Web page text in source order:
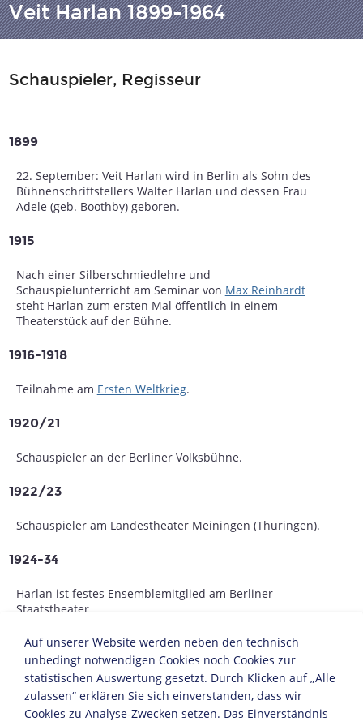
Veit Harlan 1899-1964
Schauspieler, Regisseur
1899
22. September: Veit Harlan wird in Berlin als Sohn des
Bühnenschriftstellers Walter Harlan und dessen Frau
Adele (geb. Boothby) geboren.
1915
Nach einer Silberschmiedlehre und
Schauspielunterricht am Seminar von Max Reinhardt
steht Harlan zum ersten Mal öffentlich in einem
Theaterstück auf der Bühne.
1916-1918
Teilnahme am Ersten Weltkrieg.
1920/21
Schauspieler an der Berliner Volksbühne.
1922/23
Schauspieler am Landestheater Meiningen (Thüringen).
1924-34
Harlan ist festes Ensemblemitglied am Berliner
Staatstheater.
1927
Er übernimmt Nebenrollen in mehreren Filmen.
1929
Auf unserer Website werden neben den technisch
unbedingt notwendigen Cookies noch Cookies zur
statistischen Auswertung gesetzt. Durch Klicken auf „Alle
zulassen“ erklären Sie sich einverstanden, dass wir
Cookies zu Analyse-Zwecken setzen. Das Einverständnis